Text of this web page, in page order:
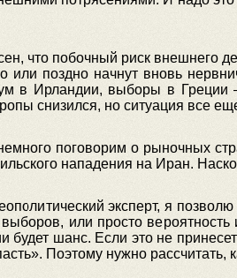
что побочный риск внешнего
или поздно начнут вновь
в Ирландии, выборы в Греции
снизился, но ситуация все
поговорим о рыночных
нападения на Иран.
эксперт, я
или просто вероятность
будет шанс. Если это не
Поэтому нужно рассчитать,